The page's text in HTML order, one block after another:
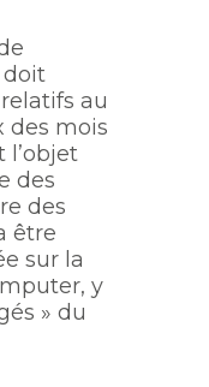
doit
au
des mois
l’objet
des
des
être
sur la
y
» du